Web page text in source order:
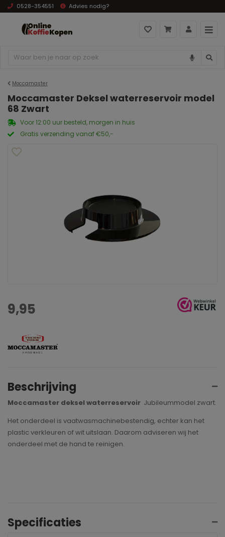
0528-354551 Advies nodig?
Moccamaster
Moccamaster Deksel waterreservoir model
68 Zwart
9,95
Voor 12:00 uur besteld, morgen in huis
Gratis verzending vanaf €50,-
Beschrijving
Moccamaster deksel waterreservoir Jubileummodel zwart.
Het onderdeel is vaatwasmachinebestendig, echter kan het
plastic verkleuren of wit uitslaan. Daarom adviseren wij het
onderdeel met de hand te reinigen.
Specificaties